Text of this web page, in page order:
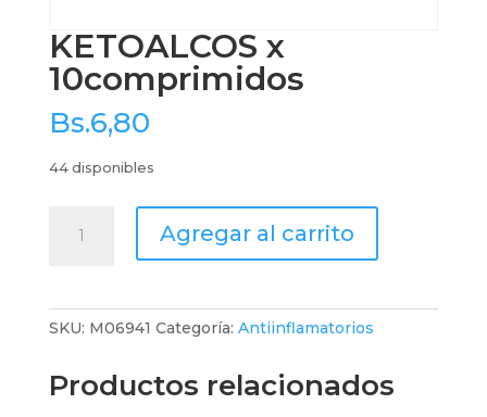
KETOALCOS x
10comprimidos
Bs.6,80
44 disponibles
Agregar al carrito
SKU: M06941 Categoría: Antiinflamatorios
Productos relacionados